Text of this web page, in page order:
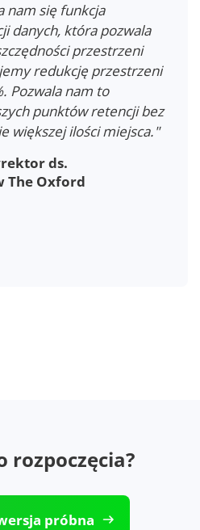
nam się funkcja
danych, która pozwala
przestrzeni
redukcję przestrzeni
Pozwala nam to
punktów retencji bez
większej ilości miejsca."
ds.
The Oxford
rozpoczęcia?
próbna